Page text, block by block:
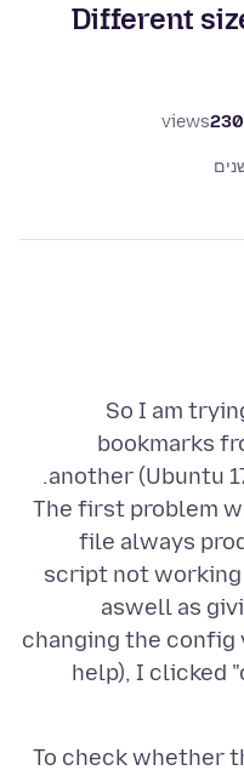
Different
230
views
So I am
bookmarks
The first problem
file always
script not working
aswell as
changing the config
help), I clicked
To check whether